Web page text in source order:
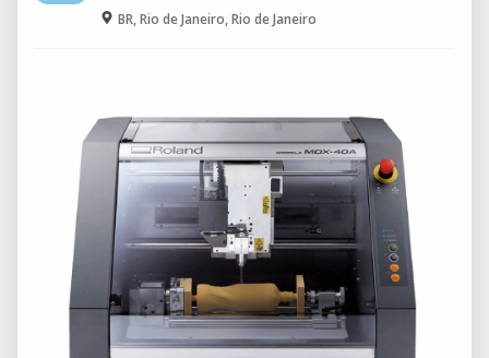
BR, Rio de Janeiro, Rio de Janeiro